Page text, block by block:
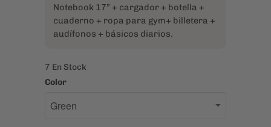
COMPRA EL PACK MOCHILA +